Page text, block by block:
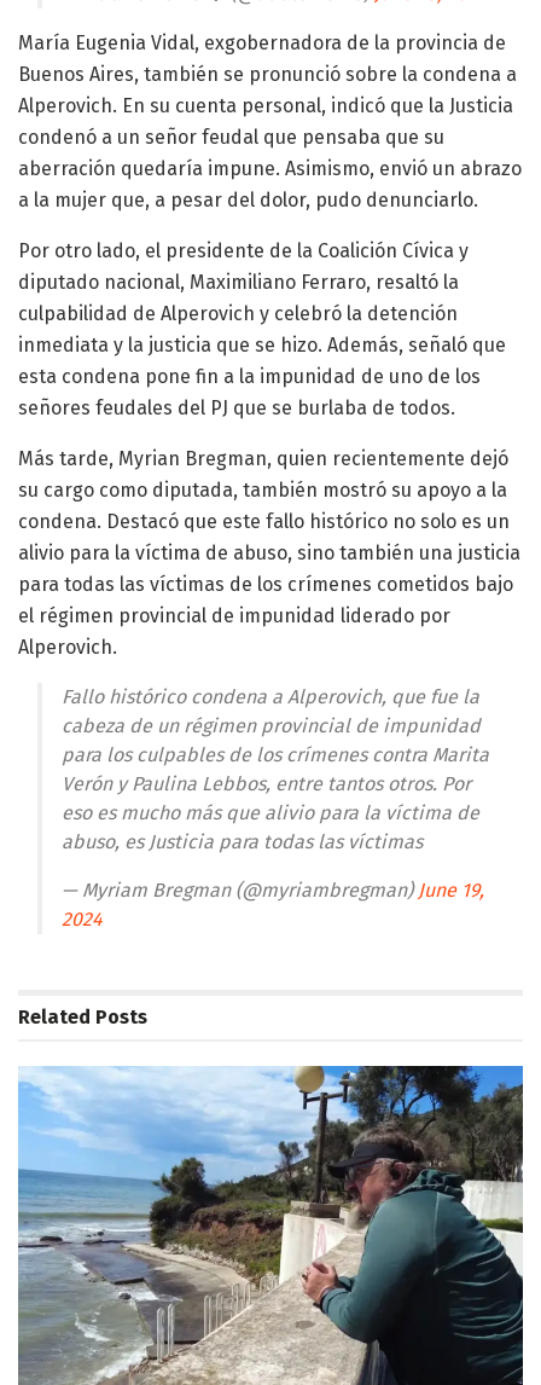
María Eugenia Vidal, exgobernadora de la provincia de
Buenos Aires, también se pronunció sobre la condena a
Alperovich. En su cuenta personal, indicó que la Justicia
condenó a un señor feudal que pensaba que su
aberración quedaría impune. Asimismo, envió un abrazo
a la mujer que, a pesar del dolor, pudo denunciarlo.
Por otro lado, el presidente de la Coalición Cívica y
diputado nacional, Maximiliano Ferraro, resaltó la
culpabilidad de Alperovich y celebró la detención
inmediata y la justicia que se hizo. Además, señaló que
esta condena pone fin a la impunidad de uno de los
señores feudales del PJ que se burlaba de todos.
Más tarde, Myrian Bregman, quien recientemente dejó
su cargo como diputada, también mostró su apoyo a la
condena. Destacó que este fallo histórico no solo es un
alivio para la víctima de abuso, sino también una justicia
para todas las víctimas de los crímenes cometidos bajo
el régimen provincial de impunidad liderado por
Alperovich.
Fallo histórico condena a Alperovich, que fue la
cabeza de un régimen provincial de impunidad
para los culpables de los crímenes contra Marita
Verón y Paulina Lebbos, entre tantos otros. Por
eso es mucho más que alivio para la víctima de
abuso, es Justicia para todas las víctimas
— Myriam Bregman (@myriambregman)June 19,
2024
Related Posts